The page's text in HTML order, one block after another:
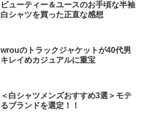
ビューティー＆ユースのお手頃な半袖
白シャツを買った正直な感想
wrouのトラックジャケットが40代男
キレイめカジュアルに重宝
＜白シャツメンズおすすめ3選＞モテ
るブランドを選定！！